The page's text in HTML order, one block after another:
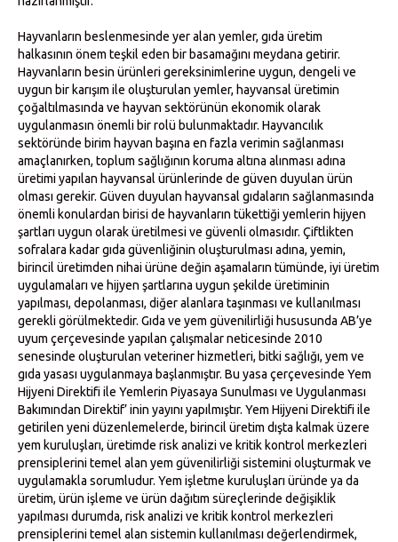
Hayvanların beslenmesinde yer alan yemler, gıda üretim
halkasının önem teşkil eden bir basamağını meydana getirir.
Hayvanların besin ürünleri gereksinimlerine uygun, dengeli ve
uygun bir karışım ile oluşturulan yemler, hayvansal üretimin
çoğaltılmasında ve hayvan sektörünün ekonomik olarak
uygulanmasın önemli bir rolü bulunmaktadır. Hayvancılık
sektöründe birim hayvan başına en fazla verimin sağlanması
amaçlanırken, toplum sağlığının koruma altına alınması adına
üretimi yapılan hayvansal ürünlerinde de güven duyulan ürün
olması gerekir. Güven duyulan hayvansal gıdaların sağlanmasında
önemli konulardan birisi de hayvanların tükettiği yemlerin hijyen
şartları uygun olarak üretilmesi ve güvenli olmasıdır. Çiftlikten
sofralara kadar gıda güvenliğinin oluşturulması adına, yemin,
birincil üretimden nihai ürüne değin aşamaların tümünde, iyi üretim
uygulamaları ve hijyen şartlarına uygun şekilde üretiminin
yapılması, depolanması, diğer alanlara taşınması ve kullanılması
gerekli görülmektedir. Gıda ve yem güvenilirliği hususunda AB’ye
uyum çerçevesinde yapılan çalışmalar neticesinde 2010
senesinde oluşturulan veteriner hizmetleri, bitki sağlığı, yem ve
gıda yasası uygulanmaya başlanmıştır. Bu yasa çerçevesinde Yem
Hijyeni Direktifi ile Yemlerin Piyasaya Sunulması ve Uygulanması
Bakımından Direktif’ inin yayını yapılmıştır. Yem Hijyeni Direktifi ile
getirilen yeni düzenlemelerde, birincil üretim dışta kalmak üzere
yem kuruluşları, üretimde risk analizi ve kritik kontrol merkezleri
prensiplerini temel alan yem güvenilirliği sistemini oluşturmak ve
uygulamakla sorumludur. Yem işletme kuruluşları üründe ya da
üretim, ürün işleme ve ürün dağıtım süreçlerinde değişiklik
yapılması durumda, risk analizi ve kritik kontrol merkezleri
prensiplerini temel alan sistemin kullanılması değerlendirmek,